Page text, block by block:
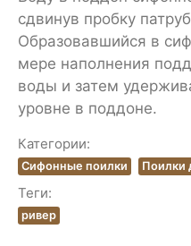
сдвинув пробку
Образовавшийся в
мере наполнения
воды и затем
уровне в поддоне.
Категории:
Сифонные поилки Поилки
Теги:
ривер